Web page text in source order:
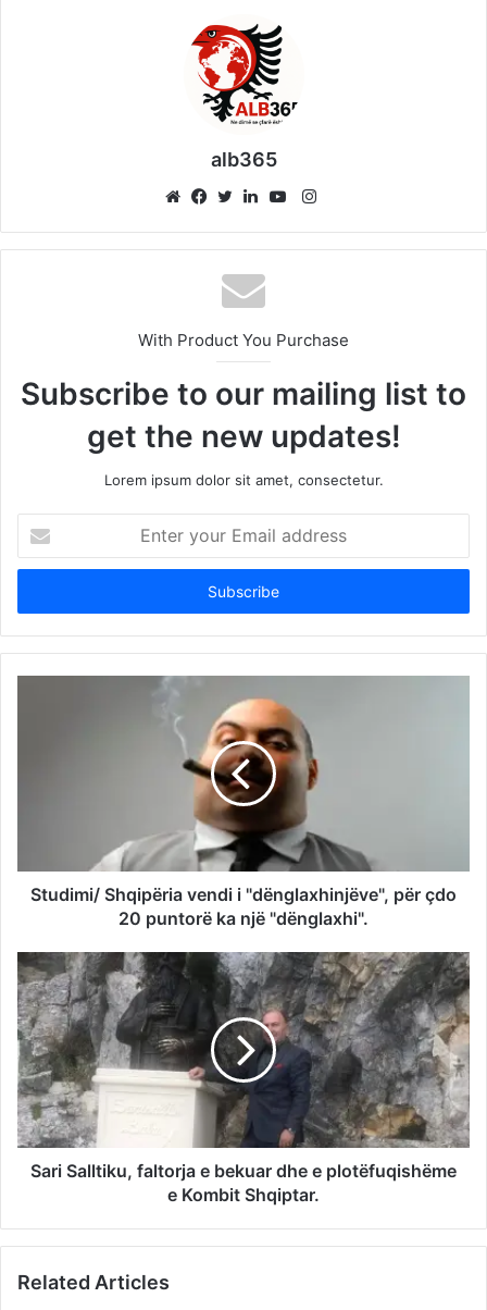
alb365
Instagram
With Product You Purchase
Subscribe to our mailing list to
get the new updates!
Lorem ipsum dolor sit amet, consectetur.
your
Email
Studimi/ Shqipëria vendi i "dënglaxhinjëve", për çdo
20 puntorë ka një "dënglaxhi".
Sari Salltiku, faltorja e bekuar dhe e plotëfuqishëme
e Kombit Shqiptar.
Related Articles